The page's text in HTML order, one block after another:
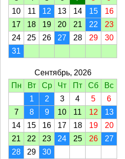
10
11 12 13 14 15
16
17
18 19 20 21 22
23
24
25 26 27 28 29
30
31
Сентябрь, 2026
Пн
Вт Ср Чт Пт Сб
Вс
1
2 3 4 5
6
7
8 9 10 11 12
13
14
15 16 17 18 19
20
21
22 23 24 25 26
27
28
29 30